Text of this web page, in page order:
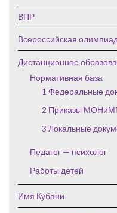
ВПР
Всероссийская
Дистанционное
Нормативная база
1 Федеральные
2 Приказы
3 Локальные
Педагог — психолог
Работы детей
Имя Кубани